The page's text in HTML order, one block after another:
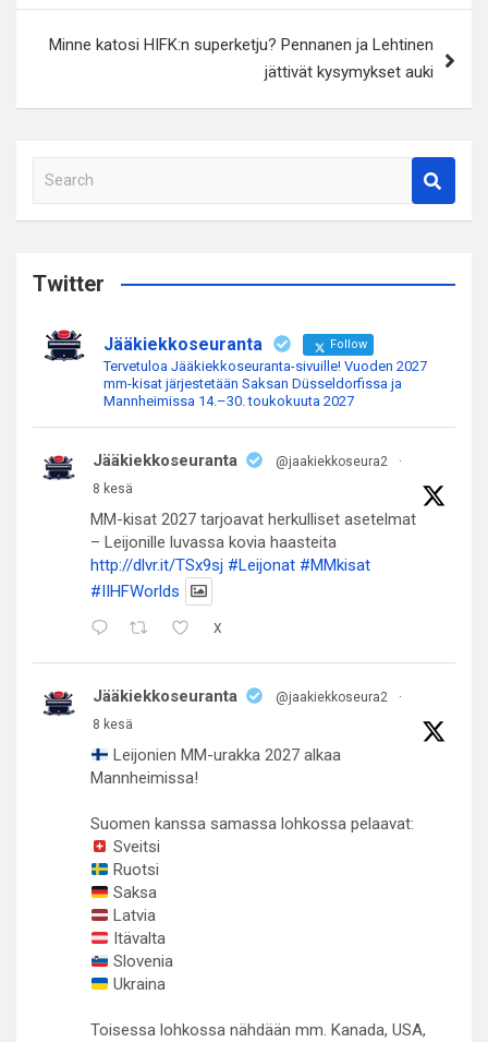
Minne katosi HIFK:n superketju? Pennanen ja Lehtinen
jättivät kysymykset auki
a
c
Twitter
Jääkiekkoseuranta Follow
Tervetuloa Jääkiekkoseuranta-sivuille! Vuoden 2027
mm-kisat järjestetään Saksan Düsseldorfissa ja
Mannheimissa 14.–30. toukokuuta 2027
Jääkiekkoseuranta @jaakiekkoseura2
·
8 kesä
MM-kisat 2027 tarjoavat herkulliset asetelmat
– Leijonille luvassa kovia haasteita
http://dlvr.it/TSx9sj #Leijonat #MMkisat
#IIHFWorlds
X
Jääkiekkoseuranta @jaakiekkoseura2
·
8 kesä
Leijonien MM-urakka 2027 alkaa
Mannheimissa!
Suomen kanssa samassa lohkossa pelaavat:
Sveitsi
Ruotsi
Saksa
Latvia
Itävalta
Slovenia
Ukraina
Toisessa lohkossa nähdään mm. Kanada, USA,